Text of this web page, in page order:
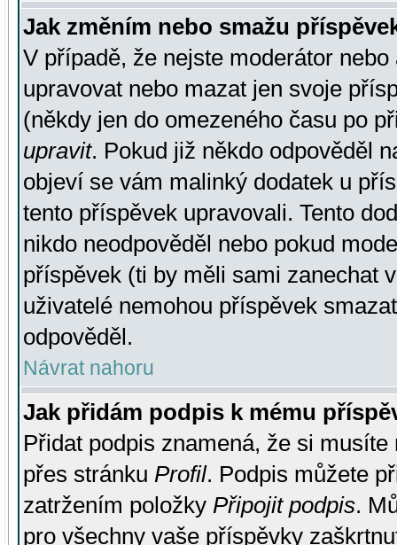
Jak změním nebo smažu
V případě, že nejste moderátor
upravovat nebo mazat jen svoje
(někdy jen do omezeného času po
upravit. Pokud již někdo odpověděl
objeví se vám malinký dodatek u
tento příspěvek upravovali. Tento
nikdo neodpověděl nebo pokud
příspěvek (ti by měli sami zanechat
uživatelé nemohou příspěvek
odpověděl.
Návrat nahoru
Jak přidám podpis k mému
Přidat podpis znamená, že si
přes stránku Profil. Podpis můžete
zatržením položky Připojit podpis.
pro všechny vaše příspěvky